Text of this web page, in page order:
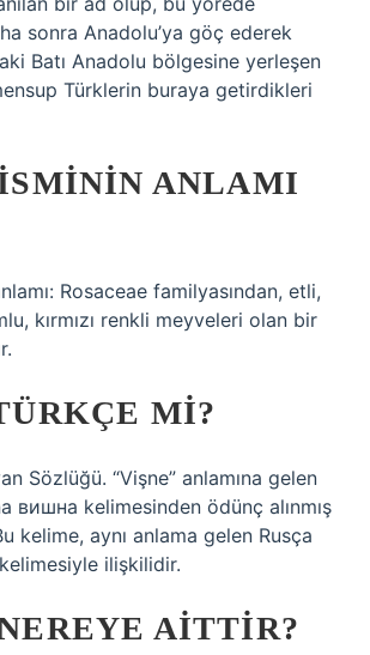
sonra Anadolu’ya göç ederek
Batı Anadolu bölgesine yerleşen
Türklerin buraya getirdikleri
ANLAMI
Rosaceae familyasından, etli,
kırmızı renkli meyveleri olan bir
MI?
Sözlüğü. “Vişne” anlamına gelen
вишна kelimesinden ödünç alınmış
kelime, aynı anlama gelen Rusça
ilişkilidir.
AITTIR?